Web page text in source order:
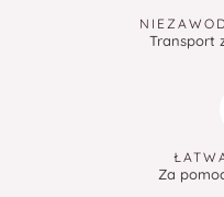
Transport
Za